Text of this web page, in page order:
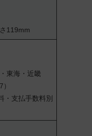
119mm
東海・近畿
支払手数料別